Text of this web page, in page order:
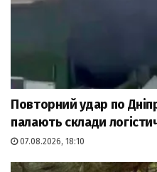
Повторний удар по
палають склади
07.08.2026, 18:10